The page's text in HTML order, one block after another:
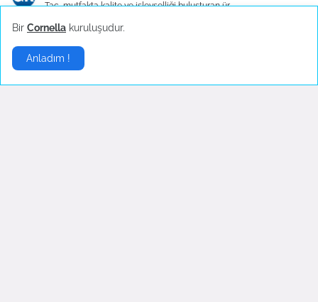
Taç, mutfakta kalite ve işlevselliği buluşturan ür...
Taç çeyiz setleri, evlenmeye hazırlanan çiftler iç...
Bir Cornella kuruluşudur.
Anladım !